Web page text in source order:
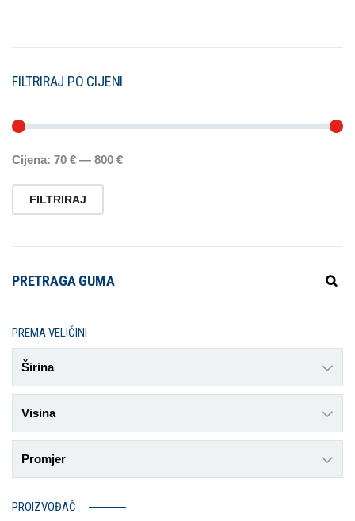
FILTRIRAJ PO CIJENI
FILTRIRAJ
Cijena: 70 € — 800 €
PRETRAGA GUMA
PREMA VELIČINI
Širina
Visina
Promjer
PROIZVOĐAČ